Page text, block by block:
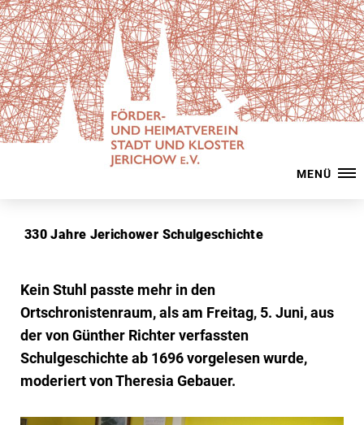
MENÜ
330 Jahre Jerichower Schulgeschichte
Kein Stuhl passte mehr in den
Ortschronistenraum, als am Freitag, 5. Juni, aus
der von Günther Richter verfassten
Schulgeschichte ab 1696 vorgelesen wurde,
moderiert von Theresia Gebauer.